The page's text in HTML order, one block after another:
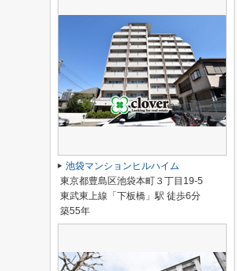
池袋マンションヒルハイム
東京都豊島区池袋本町３丁目19-5
東武東上線「下板橋」駅 徒歩6分
築55年